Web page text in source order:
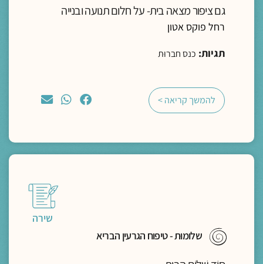
גם ציפור מצאה בית- על חלום תנועה ובנייה
רחל פוקס אטון
תגיות: כנס חברוּת
להמשך קריאה >
שירה
שלומוּת - טיפוח הגרעין הבריא